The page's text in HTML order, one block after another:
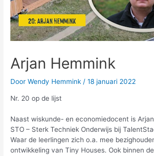
Arjan Hemmink
DoorWendy Hemmink /18 januari 2022
Nr. 20 op de lijst
Naast wiskunde- en economiedocent is
STO – Sterk Techniek Onderwijs bij
Waar de leerlingen zich o.a. mee
ontwikkeling van Tiny Houses. Ook binnen